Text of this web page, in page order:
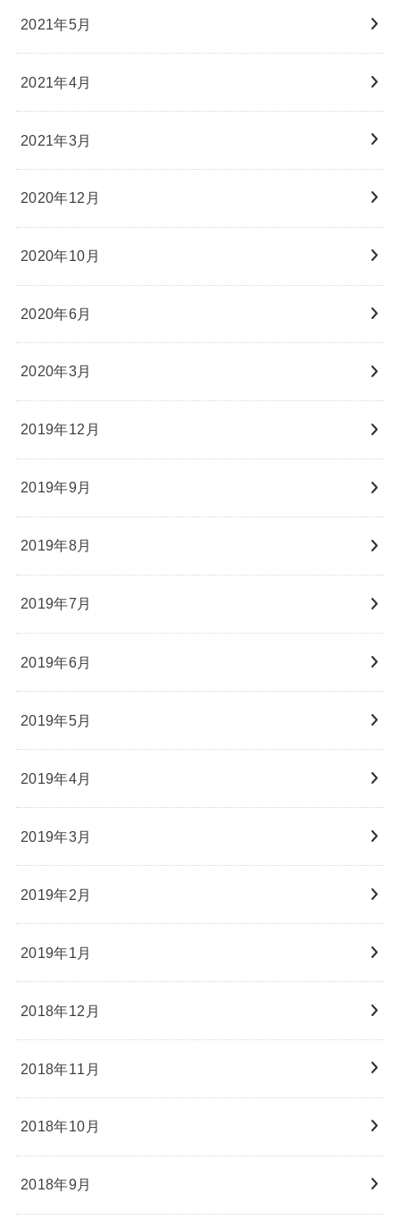
2021年5月
2021年4月
2021年3月
2020年12月
2020年10月
2020年6月
2020年3月
2019年12月
2019年9月
2019年8月
2019年7月
2019年6月
2019年5月
2019年4月
2019年3月
2019年2月
2019年1月
2018年12月
2018年11月
2018年10月
2018年9月